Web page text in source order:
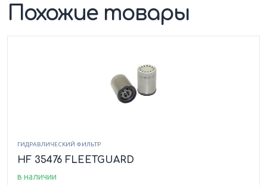
Похожие товары
ГИДРАВЛИЧЕСКИЙ ФИЛЬТР
HF 35476 FLEETGUARD
в наличии